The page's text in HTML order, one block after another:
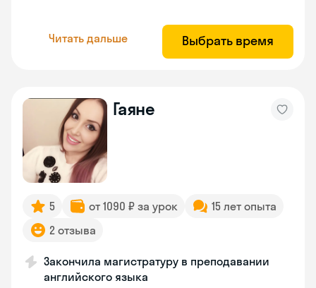
Читать дальше Выбрать время
Гаяне
5 от 1090 ₽ за урок
15 лет опыта
2 отзыва
Закончила магистратуру в преподавании
английского языка